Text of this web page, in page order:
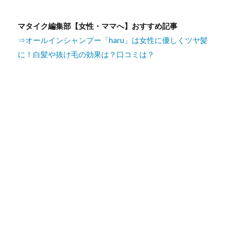
マタイク編集部【女性・ママへ】おすすめ記事
⇒オールインシャンプー「haru」は女性に優しくツヤ髪
に！白髪や抜け毛の効果は？口コミは？